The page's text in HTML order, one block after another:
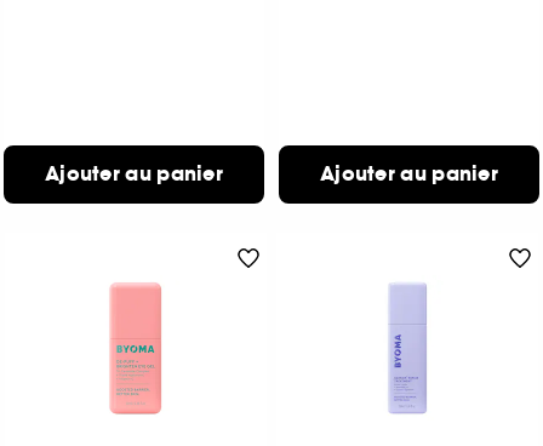
Ajouter au panier Ajouter au panier